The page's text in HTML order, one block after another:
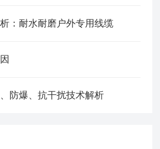
：耐水耐磨户外专用线缆
防爆、抗干扰技术解析